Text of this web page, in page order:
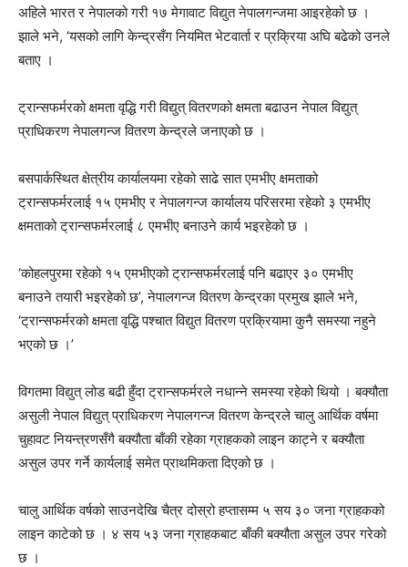
अहिले भारत र नेपालको गरी १७ मेगावाट विद्युत नेपालगन्जमा आइरहेको छ ।
झाले भने, ‘यसको लागि केन्द्रसँग नियमित भेटवार्ता र प्रक्रिया अघि बढेको उनले
बताए ।
ट्रान्सफर्मरको क्षमता वृद्धि गरी विद्युत् वितरणको क्षमता बढाउन नेपाल विद्युत्
प्राधिकरण नेपालगन्ज वितरण केन्द्रले जनाएको छ ।
बसपार्कस्थित क्षेत्रीय कार्यालयमा रहेको साढे सात एमभीए क्षमताको
ट्रान्सफर्मरलाई १५ एमभीए र नेपालगन्ज कार्यालय परिसरमा रहेको ३ एमभीए
क्षमताको ट्रान्सफर्मरलाई ८ एमभीए बनाउने कार्य भइरहेको छ ।
‘कोहलपुरमा रहेको १५ एमभीएको ट्रान्सफर्मरलाई पनि बढाएर ३० एमभीए
बनाउने तयारी भइरहेको छ’, नेपालगन्ज वितरण केन्द्रका प्रमुख झाले भने,
‘ट्रान्सफर्मरको क्षमता वृद्धि पश्चात विद्युत वितरण प्रक्रियामा कुनै समस्या नहुने
भएको छ ।’
विगतमा विद्युत् लोड बढी हुँदा ट्रान्सफर्मरले नधान्‍ने समस्या रहेको थियो । बक्यौता
असुली नेपाल विद्युत् प्राधिकरण नेपालगन्ज वितरण केन्द्रले चालु आर्थिक वर्षमा
चुहावट नियन्त्रणसँगै बक्यौता बाँकी रहेका ग्राहकको लाइन काट्ने र बक्यौता
असुल उपर गर्ने कार्यलाई समेत प्राथमिकता दिएको छ ।
चालु आर्थिक वर्षको साउनदेखि चैत्र दोस्रो हप्तासम्म ५ सय ३० जना ग्राहकको
लाइन काटेको छ । ४ सय ५३ जना ग्राहकबाट बाँकी बक्यौता असुल उपर गरेको
छ ।